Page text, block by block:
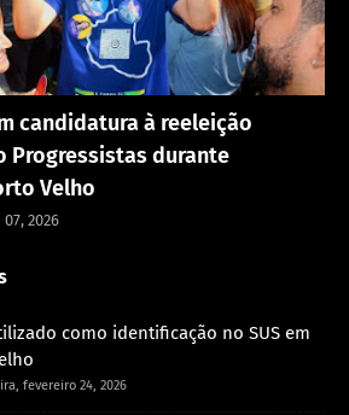
candidatura à reeleição
Progressistas durante
Velho
2026
como identificação no SUS em
fevereiro 24, 2026